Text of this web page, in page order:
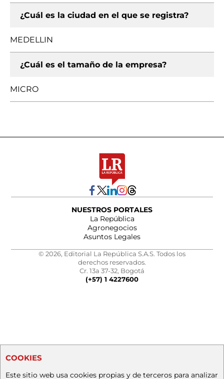
¿Cuál es la ciudad en el que se registra?
MEDELLIN
¿Cuál es el tamaño de la empresa?
MICRO
NUESTROS PORTALES
La República
Agronegocios
Asuntos Legales
© 2026, Editorial La República S.A.S. Todos los
derechos reservados.
Cr. 13a 37-32, Bogotá
(+57) 1 4227600
COOKIES
Este sitio web usa cookies propias y de terceros para analizar